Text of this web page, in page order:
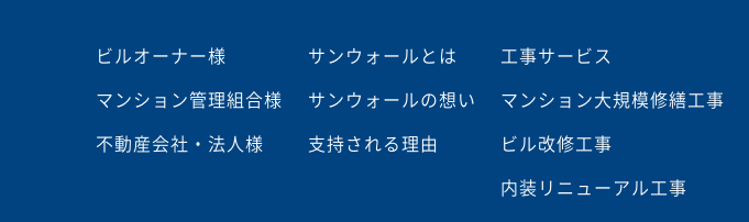
ビルオーナー様
マンション管理組合様
不動産会社・法人様
サンウォールとは
サンウォールの想い
支持される理由
工事サービス
マンション大規模修繕工事
ビル改修工事
内装リニューアル工事